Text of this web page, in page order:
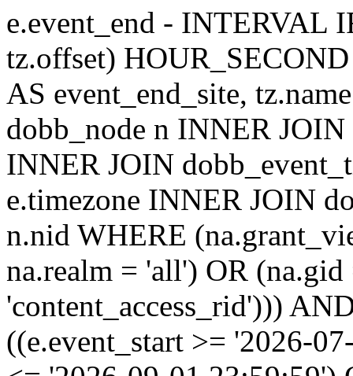
e.event_end - INTERVAL
tz.offset)
AS event_end_site,
dobb_node n INNER
INNER JOIN
e.timezone INNER JOIN
n.nid WHERE
na.realm = 'all') OR
'content_access_rid')))
((e.event_start >= '2026-